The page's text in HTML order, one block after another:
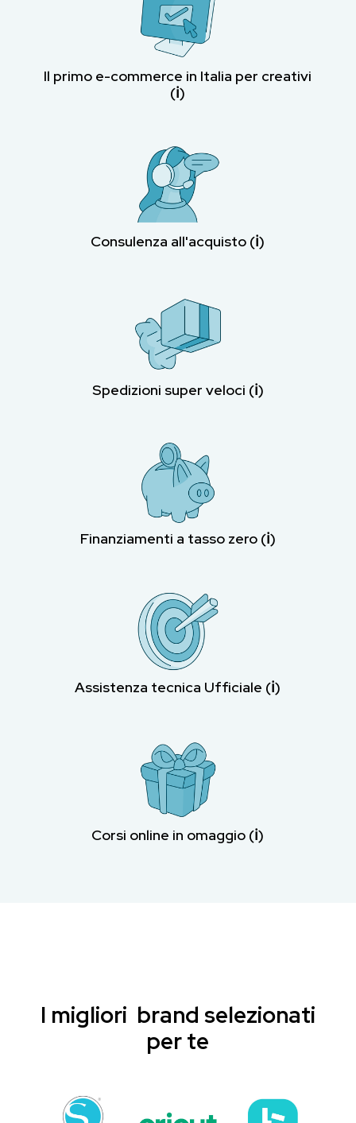
Il primo e-commerce in Italia per creativi
(ℹ︎)
Consulenza all'acquisto (ℹ︎)
Spedizioni super veloci (ℹ︎)
Finanziamenti a tasso zero (ℹ︎)
Assistenza tecnica Ufficiale (ℹ︎)
Corsi online in omaggio (ℹ︎)
I migliori brand selezionati
per te